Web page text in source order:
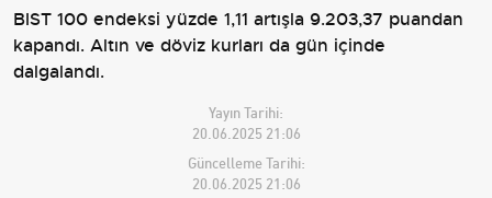
BIST 100 endeksi yüzde 1,11 artışla 9.203,37 puandan
kapandı. Altın ve döviz kurları da gün içinde
dalgalandı.
Yayın Tarihi:
20.06.2025 21:06
Güncelleme Tarihi:
20.06.2025 21:06